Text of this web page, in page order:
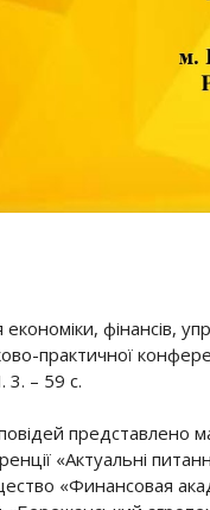
фінансів,
практичної
– 59 с.
представлено
«Актуальні
«Финансовая